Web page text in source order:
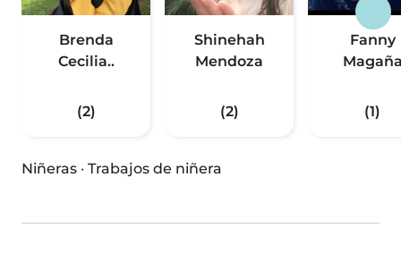
Brenda
Cecilia..
(2)
Shinehah
Mendoza
(2)
Fanny
(1)
Niñeras · Trabajos de niñera